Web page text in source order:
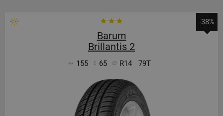
-38%
Barum
Brillantis 2
155 65 R14 79T